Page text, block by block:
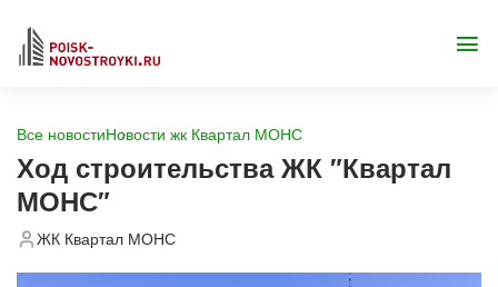
Все новостиНовости жк Квартал МОНС
Ход строительства ЖК "Квартал
МОНС"
ЖК Квартал МОНС